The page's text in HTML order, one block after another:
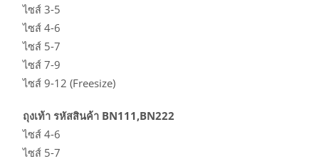
ไซส์ 3-5
ไซส์ 4-6
ไซส์ 5-7
ไซส์ 7-9
ไซส์ 9-12 (Freesize)
ถุงเท้า รหัสสินค้า BN111,BN222
ไซส์ 4-6
ไซส์ 5-7